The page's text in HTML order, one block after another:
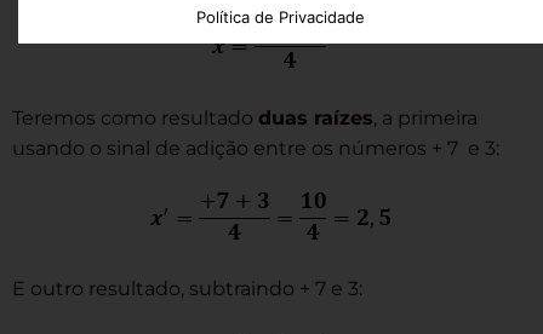
Teremos como resultado duas raízes, a primeira
usando o sinal de adição entre os números + 7 e 3:
E outro resultado, subtraindo + 7 e 3:
Política de Privacidade